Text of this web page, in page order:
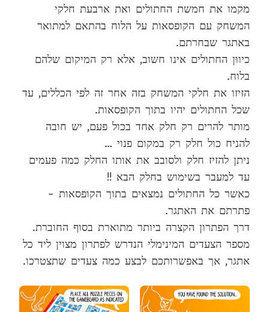
מקמו את חמשת החתולים ואת ארבעת חלקי
המשחק עם הקופסאות על הלוח בהתאם למתואר
באתגר שבחרתם.
כיווּן החתולים אינו חשוב, אלא רק המיקום שלהם
בלוח.
הזיזו את חלקי המשחק בזה אחר זה לפי הכללים, עד
שכל החתולים יהיו בתוך הקופסאות.
מותר להרים רק חלק אחד בכול פעם, יש חובה
להניח כול חלק רק במקום פנוי …
ניתן להזיז חלק ולסובב את אותו החלק כמה פעמים
עד למעבר בשימוש בחלק הבא !!
כאשר כל החתולים נמצאים בתוך הקופסאות –
פתרתם את האתגר.
דרך הפתרון הקצרה ביותר מתוארת בסוף החוברת.
מספר הצעדים המינימלי הנדרש לפתרון מצוין ליד כל
אתגר, אך באפשרותכם לבצע כמה צעדים שתצטרכו.